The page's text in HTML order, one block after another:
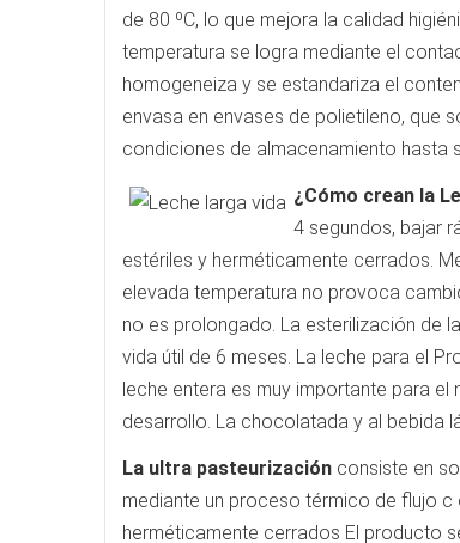
de 80 ºC, lo que mejora la calidad
temperatura se logra mediante el
homogeneiza y se estandariza el
envasa en envases de polietileno, que
condiciones de almacenamiento hasta
¿Cómo crean la
4 segundos, bajar
estériles y herméticamente cerrados.
elevada temperatura no provoca
no es prolongado. La esterilización de
vida útil de 6 meses. La leche para el
leche entera es muy importante para el
desarrollo. La chocolatada y al bebida
La ultra pasteurización consiste en
mediante un proceso térmico de flujo c
herméticamente cerrados El producto